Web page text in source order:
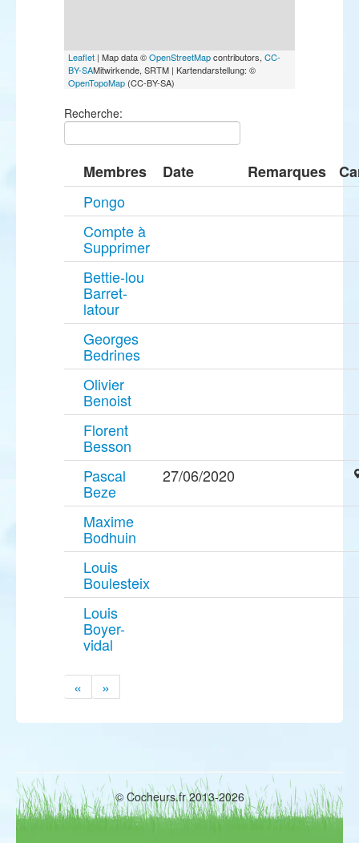
Leaflet | Map data ©OpenStreetMapcontributors, CC-
BY-SAMitwirkende, SRTM | Kartendarstellung: ©
OpenTopoMap (CC-BY-SA)
Recherche:
Membres Date Remarques
Pongo
Compte à
Supprimer
Bettie-lou
Barret-
latour
Georges
Bedrines
Olivier
Benoist
Florent
Besson
Pascal
Beze
27/06/2020
Maxime
Bodhuin
Louis
Boulesteix
Louis
Boyer-
vidal
« »
© Cocheurs.fr 2013-2026